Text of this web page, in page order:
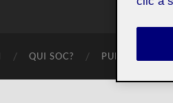
QUI SOC? PUBLICACIONS